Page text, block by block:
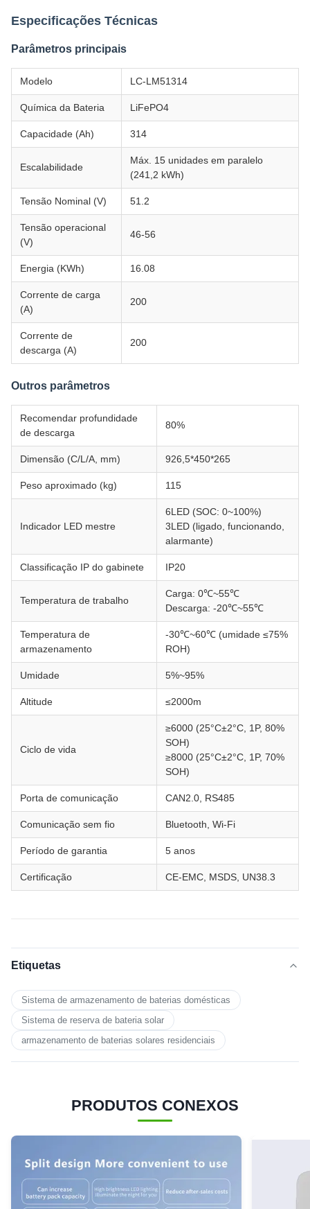
Especificações Técnicas
Parâmetros principais
Modelo LC-LM51314
Química da Bateria LiFePO4
Capacidade (Ah) 314
Escalabilidade
Máx. 15 unidades em paralelo
(241,2 kWh)
Tensão Nominal (V) 51.2
Tensão operacional
(V)
46-56
Energia (KWh) 16.08
Corrente de carga
(A)
200
Corrente de
descarga (A)
200
Outros parâmetros
Recomendar profundidade
de descarga
80%
Dimensão (C/L/A, mm) 926,5*450*265
Peso aproximado (kg) 115
Indicador LED mestre
6LED (SOC: 0~100%)
3LED (ligado, funcionando,
alarmante)
Classificação IP do gabinete IP20
Temperatura de trabalho
Carga: 0℃~55℃
Descarga: -20℃~55℃
Temperatura de
armazenamento
-30℃~60℃ (umidade ≤75%
ROH)
Umidade 5%~95%
Altitude ≤2000m
Ciclo de vida
≥6000 (25°C±2°C, 1P, 80%
SOH)
≥8000 (25°C±2°C, 1P, 70%
SOH)
Porta de comunicação CAN2.0, RS485
Comunicação sem fio Bluetooth, Wi-Fi
Período de garantia 5 anos
Certificação CE-EMC, MSDS, UN38.3
Etiquetas
Sistema de armazenamento de baterias domésticas
Sistema de reserva de bateria solar
armazenamento de baterias solares residenciais
PRODUTOS CONEXOS